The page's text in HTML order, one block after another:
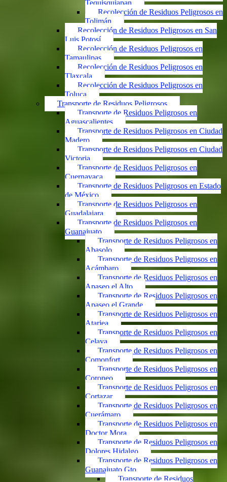
Tequisquiapan
Recolección de Residuos Peligrosos en
Tolimán
Recolección de Residuos Peligrosos en San
Luis Potosí
Recolección de Residuos Peligrosos en
Tamaulipas
Recolección de Residuos Peligrosos en
Tlaxcala
Recolección de Residuos Peligrosos en
Toluca
Transporte de Residuos Peligrosos
Transporte de Residuos Peligrosos en
Aguascalientes
Transporte de Residuos Peligrosos en Ciudad
Madero
Transporte de Residuos Peligrosos en Ciudad
Victoria
Transporte de Residuos Peligrosos en
Cuernavaca
Transporte de Residuos Peligrosos en Estado
de México
Transporte de Residuos Peligrosos en
Guadalajara
Transporte de Residuos Peligrosos en
Guanajuato
Transporte de Residuos Peligrosos en
Abasolo
Transporte de Residuos Peligrosos en
Acámbaro
Transporte de Residuos Peligrosos en
Apaseo el Alto
Transporte de Residuos Peligrosos en
Apaseo el Grande
Transporte de Residuos Peligrosos en
Atarjea
Transporte de Residuos Peligrosos en
Celaya
Transporte de Residuos Peligrosos en
Comonfort
Transporte de Residuos Peligrosos en
Coroneo
Transporte de Residuos Peligrosos en
Cortazar
Transporte de Residuos Peligrosos en
Cuerámaro
Transporte de Residuos Peligrosos en
Doctor Mora
Transporte de Residuos Peligrosos en
Dolores Hidalgo
Transporte de Residuos Peligrosos en
Guanajuato Gto.
Transporte de Residuos